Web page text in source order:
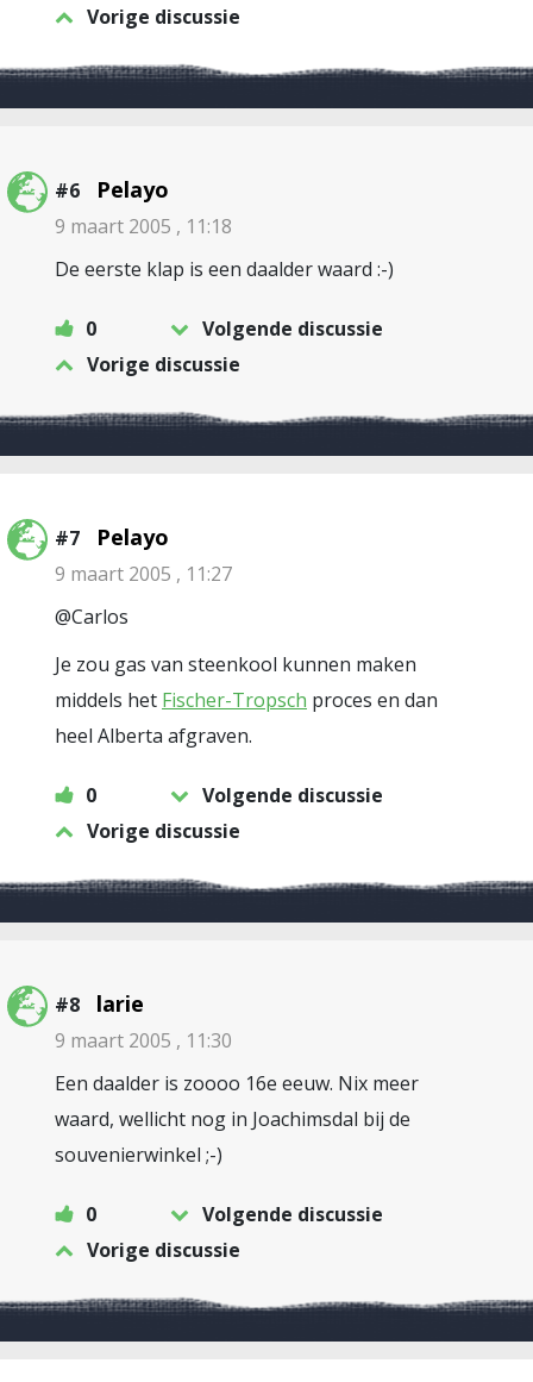
Vorige discussie
#6 Pelayo
9 maart 2005 , 11:18
De eerste klap is een daalder waard :-)
0
Volgende discussie
Vorige discussie
#7 Pelayo
9 maart 2005 , 11:27
@Carlos
Je zou gas van steenkool kunnen maken
middels het Fischer-Tropsch proces en dan
heel Alberta afgraven.
0
Volgende discussie
Vorige discussie
#8 larie
9 maart 2005 , 11:30
Een daalder is zoooo 16e eeuw. Nix meer
waard, wellicht nog in Joachimsdal bij de
souvenierwinkel ;-)
0
Volgende discussie
Vorige discussie